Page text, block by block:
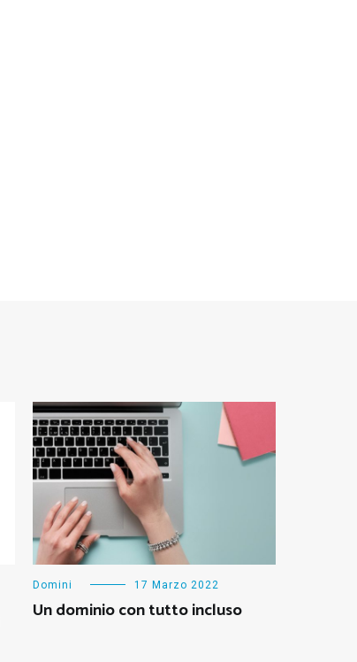
Domini 17 Marzo 2022
Un dominio con tutto incluso